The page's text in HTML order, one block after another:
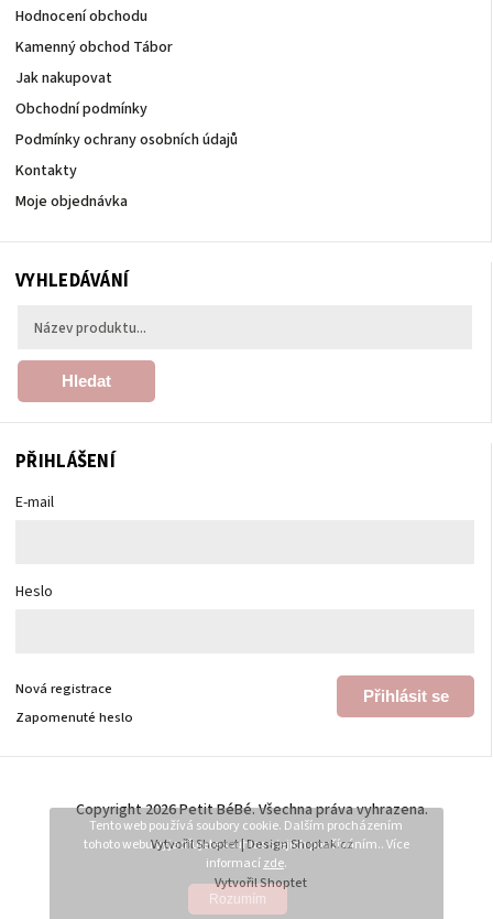
Tento web používá soubory cookie. Dalším procházením
tohoto webu vyjadřujete souhlas s jejich používáním.. Více
informacízde.
Rozumím
Hodnocení obchodu
Kamenný obchod Tábor
Jak nakupovat
Obchodní podmínky
Podmínky ochrany osobních údajů
Kontakty
Moje objednávka
VYHLEDÁVÁNÍ
Hledat
PŘIHLÁŠENÍ
E-mail
Heslo
Přihlásit se
Nová registrace
Zapomenuté heslo
Vytvořil Shoptet
Copyright 2026Petit BéBé. Všechna práva vyhrazena.
VytvořilShoptet| DesignShoptak.cz